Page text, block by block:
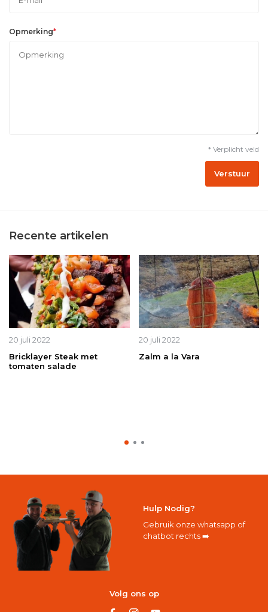
Opmerking*
* Verplicht veld
Verstuur
Recente artikelen
20 juli 2022
Bricklayer Steak met
tomaten salade
20 juli 2022
Zalm a la Vara
Hulp Nodig?
Gebruik onze whatsapp of
chatbot rechts ➡️
Volg ons op